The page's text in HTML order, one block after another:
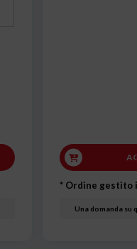
* Ordine gestito
Una domanda su